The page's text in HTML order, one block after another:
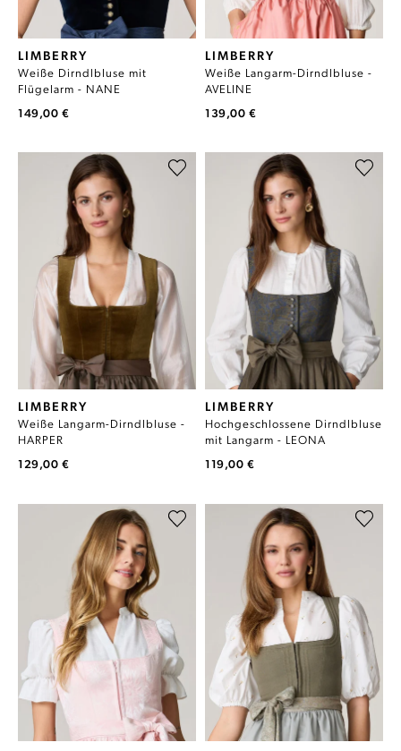
LIMBERRY
Weiße Dirndlbluse mit
Flügelarm - NANE
149,00 €
LIMBERRY
Weiße Langarm-Dirndlbluse -
AVELINE
139,00 €
LIMBERRY
Weiße Langarm-Dirndlbluse -
HARPER
129,00 €
LIMBERRY
Hochgeschlossene Dirndlbluse
mit Langarm - LEONA
119,00 €